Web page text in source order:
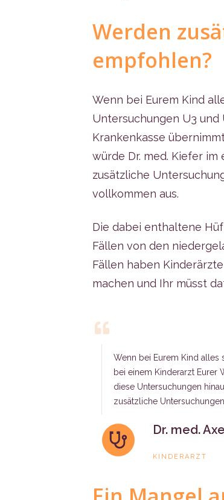
Werden
empfohlen?
Wenn bei Eurem Kind
Untersuchungen U3 und
Krankenkasse
würde Dr. med. Kiefer
zusätzliche
vollkommen aus.
Die dabei enthaltene
Fällen von den
Fällen haben
machen und Ihr müsst
Wenn bei Eurem Kind alles
bei einem Kinderarzt Eurer
diese Untersuchungen
zusätzliche
Dr. med.
KINDERARZT